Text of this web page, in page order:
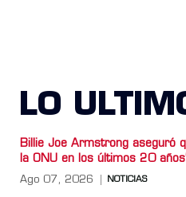
LO
Billie Joe Armstrong aseguró
la ONU en los últimos 20
Ago 07, 2026 NOTICIAS